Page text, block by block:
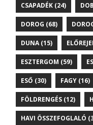
CSAPADÉK(24)
DOROG (68)
DUNA(15)
ESZTERGOM (59)
ESŐ (30) FAGY(16)
FÖLDRENGÉS(12)
HAVI ÖSSZEFOGLALÓ